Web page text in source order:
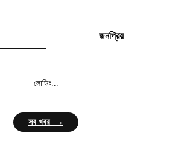
জনপ্রিয়
লোডিং...
সব খবর →